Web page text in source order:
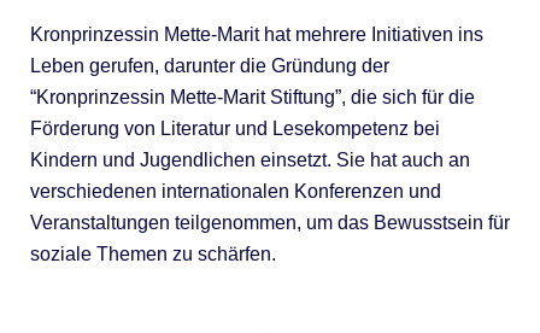
Kronprinzessin Mette-Marit hat mehrere Initiativen ins
Leben gerufen, darunter die Gründung der
“Kronprinzessin Mette-Marit Stiftung”, die sich für die
Förderung von Literatur und Lesekompetenz bei
Kindern und Jugendlichen einsetzt. Sie hat auch an
verschiedenen internationalen Konferenzen und
Veranstaltungen teilgenommen, um das Bewusstsein für
soziale Themen zu schärfen.